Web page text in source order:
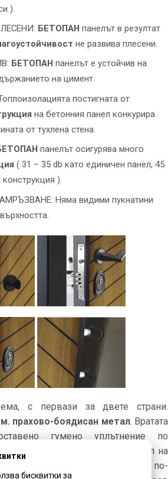
).
БЕТОПАН панелът в резултат
не развива плесени.
БЕТОПАН панелът е устойчив на
на цимент.
постигната от
на бетонния панел конкурира
от тухлена стена.
панелът осигурява много
( 31 – 35 db като единичен панел, 45
).
Няма видими пукнатини
с первази за двете страни.
прахово-боядисан метал. Вратата
гумено уплътнение по
с метален „Г-образен“ профил на
уплътнение, което спомага за по-
бисквитки за